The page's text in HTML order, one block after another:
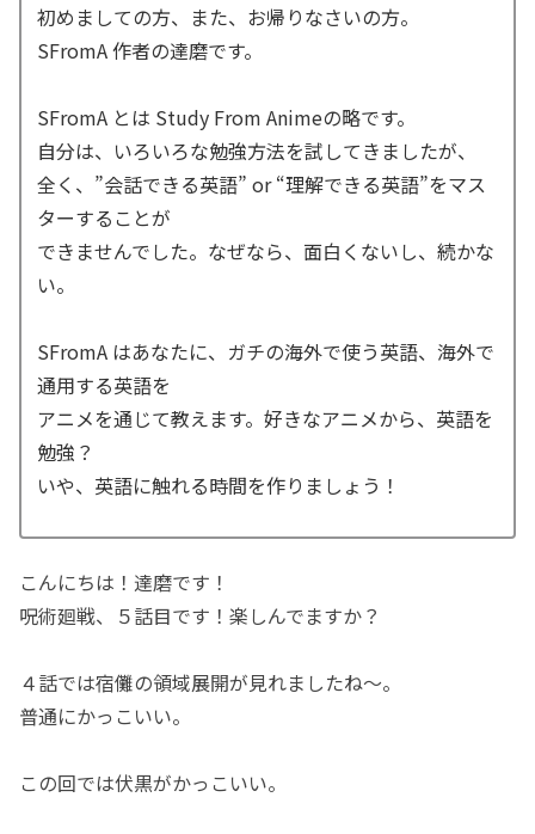
初めましての方、また、お帰りなさいの方。
SFromA 作者の達磨です。
SFromA とは Study From Animeの略です。
自分は、いろいろな勉強方法を試してきましたが、
全く、”会話できる英語” or “理解できる英語”をマス
ターすることが
できませんでした。なぜなら、面白くないし、続かな
い。
SFromA はあなたに、ガチの海外で使う英語、海外で
通用する英語を
アニメを通じて教えます。好きなアニメから、英語を
勉強？
いや、英語に触れる時間を作りましょう！
こんにちは！達磨です！
呪術廻戦、５話目です！楽しんでますか？
４話では宿儺の領域展開が見れましたね〜。
普通にかっこいい。
この回では伏黒がかっこいい。